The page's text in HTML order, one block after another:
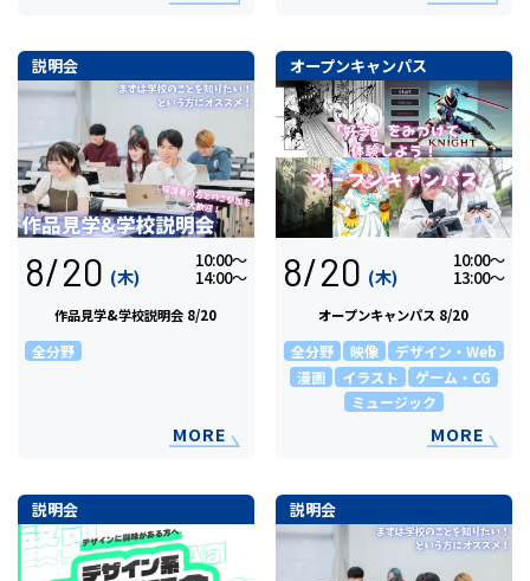
説明会
8/20 (木)
10:00〜
14:00〜
作品見学&学校説明会 8/20
全分野
MORE
オープンキャンパス
8/20 (木)
10:00〜
13:00〜
オープンキャンパス 8/20
全分野 映像
デザイン・Web
漫画
イラスト
ゲーム・CG
ミュージック
MORE
説明会 説明会